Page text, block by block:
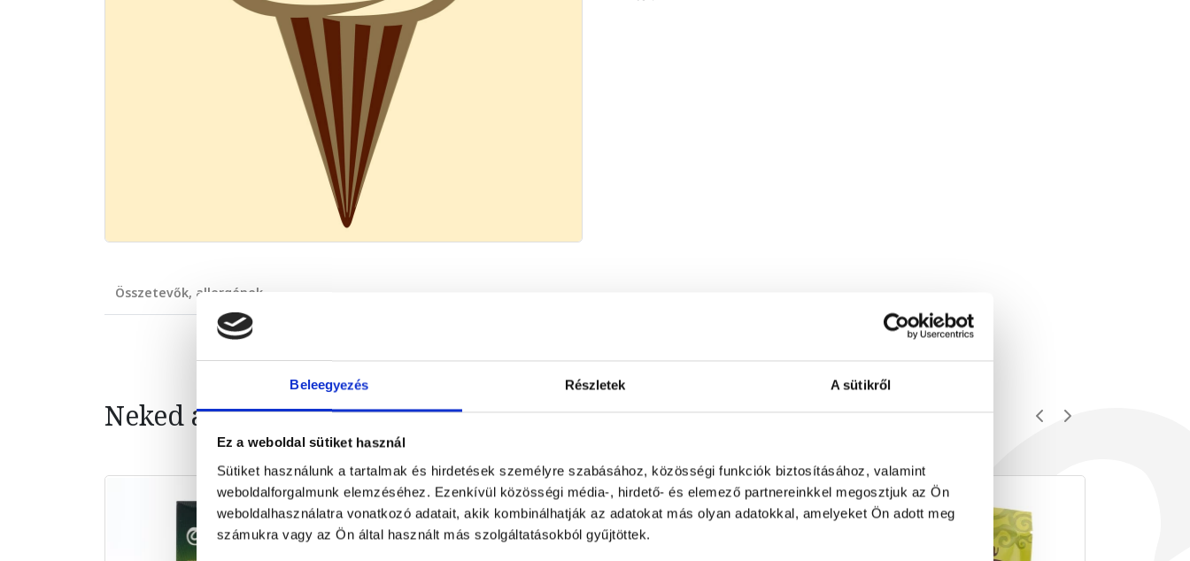
Beleegyezés Részletek A sütikről
Ez a weboldal sütiket használ
Sütiket használunk a tartalmak és hirdetések személyre szabásához, közösségi funkciók biztosításához, valamint
weboldalforgalmunk elemzéséhez. Ezenkívül közösségi média-, hirdető- és elemező partnereinkkel megosztjuk az Ön
weboldalhasználatra vonatkozó adatait, akik kombinálhatják az adatokat más olyan adatokkal, amelyeket Ön adott meg
számukra vagy az Ön által használt más szolgáltatásokból gyűjtöttek.
Összetevők, allergének
Neked ajánljuk